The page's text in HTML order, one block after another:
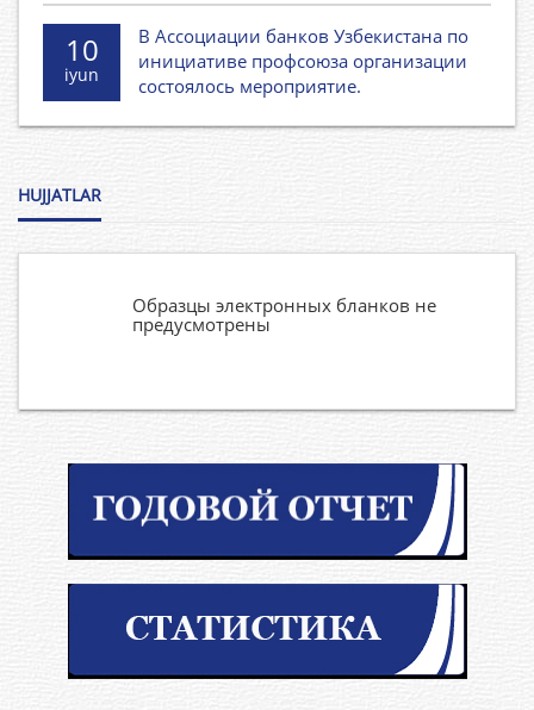
10
iyun
В Ассоциации банков Узбекистана по
инициативе профсоюза организации
состоялось мероприятие.
HUJJATLAR
Образцы электронных бланков не
предусмотрены